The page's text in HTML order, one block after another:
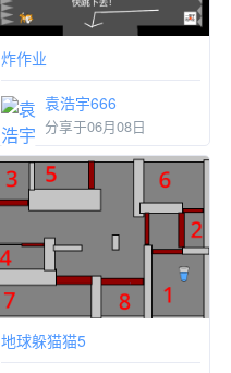
炸作业
袁浩宇666
分享于06月08日
地球躲猫猫5